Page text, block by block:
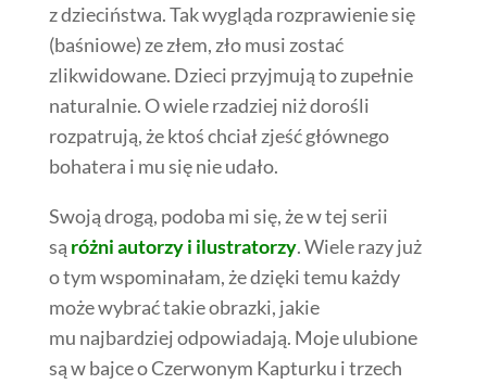
z dzieciństwa. Tak wygląda rozprawienie się
(baśniowe) ze złem, zło musi zostać
zlikwidowane. Dzieci przyjmują to zupełnie
naturalnie. O wiele rzadziej niż dorośli
rozpatrują, że ktoś chciał zjeść głównego
bohatera i mu się nie udało.
Swoją drogą, podoba mi się, że w tej serii
są różni autorzy i ilustratorzy. Wiele razy już
o tym wspominałam, że dzięki temu każdy
może wybrać takie obrazki, jakie
mu najbardziej odpowiadają. Moje ulubione
są w bajce o Czerwonym Kapturku i trzech